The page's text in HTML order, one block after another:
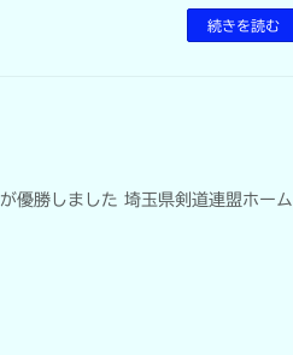
続きを読む
勝しました 埼玉県剣道連盟ホーム